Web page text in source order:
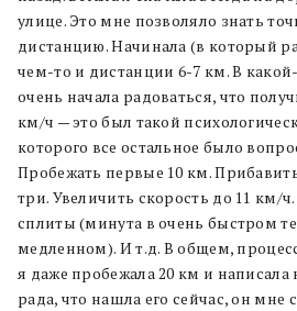
улице. Это мне позволяло знать
дистанцию. Начинала (в который
чем-то и дистанции 6-7 км. В
очень начала радоваться, что
км/ч — это был такой
которого все остальное было
Пробежать первые 10 км.
три. Увеличить скорость до 11 км/
сплиты (минута в очень быстром
медленном). И т.д. В общем,
я даже пробежала 20 км и написала
рада, что нашла его сейчас, он мне